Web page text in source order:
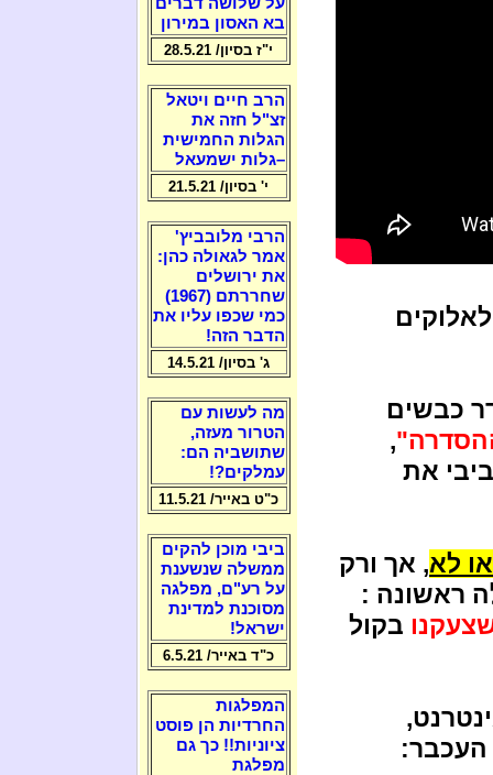
כבשים
,
את
לא, אך ורק
ראשונה :
בקול
העכבר:
בא האסון במירון
י"ז בסיון/ 28.5.21
הרב חיים ויטאל
זצ"ל חזה את
הגלות החמישית
–גלות ישמעאל
י' בסיון/ 21.5.21
הרבי מלובביץ'
אמר לגאולה כהן:
את ירושלים
שחררתם (1967)
כמי שכפו עליו את
הדבר הזה!
ג' בסיון/ 14.5.21
מה לעשות עם
הטרור מעזה,
שתושביה הם:
עמלקים?!
כ"ט באייר/ 11.5.21
ביבי מוכן להקים
ממשלה שנשענת
על רע"ם, מפלגה
מסוכנת למדינת
ישראל!
כ"ד באייר/ 6.5.21
המפלגות
החרדיות הן פוסט
ציוניות!! כך גם
מפלגת